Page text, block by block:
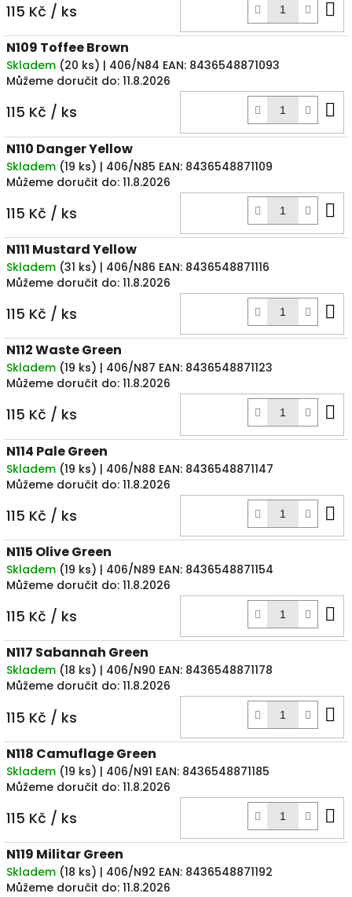
115 Kč / ks
N109 Toffee Brown
Skladem (20 ks) | 406/N84 EAN: 8436548871093
Můžeme doručit do: 11.8.2026
115 Kč / ks
N110 Danger Yellow
Skladem (19 ks) | 406/N85 EAN: 8436548871109
Můžeme doručit do: 11.8.2026
115 Kč / ks
N111 Mustard Yellow
Skladem (31 ks) | 406/N86 EAN: 8436548871116
Můžeme doručit do: 11.8.2026
115 Kč / ks
N112 Waste Green
Skladem (19 ks) | 406/N87 EAN: 8436548871123
Můžeme doručit do: 11.8.2026
115 Kč / ks
N114 Pale Green
Skladem (19 ks) | 406/N88 EAN: 8436548871147
Můžeme doručit do: 11.8.2026
115 Kč / ks
N115 Olive Green
Skladem (19 ks) | 406/N89 EAN: 8436548871154
Můžeme doručit do: 11.8.2026
115 Kč / ks
N117 Sabannah Green
Skladem (18 ks) | 406/N90 EAN: 8436548871178
Můžeme doručit do: 11.8.2026
115 Kč / ks
N118 Camuflage Green
Skladem (19 ks) | 406/N91 EAN: 8436548871185
Můžeme doručit do: 11.8.2026
115 Kč / ks
N119 Militar Green
Skladem (18 ks) | 406/N92 EAN: 8436548871192
Můžeme doručit do: 11.8.2026